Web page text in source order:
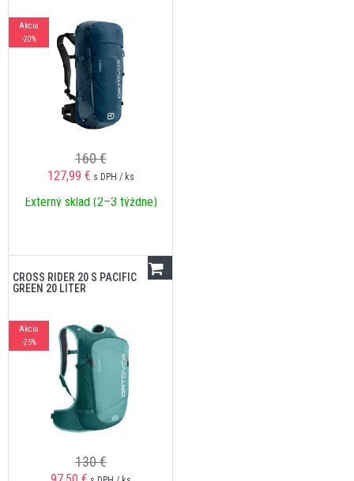
Akcia
-20%
160 €
127,99 € s DPH / ks
Externý sklad (2–3 týždne)
CROSS RIDER 20 S PACIFIC
GREEN 20 LITER
Akcia
-25%
130 €